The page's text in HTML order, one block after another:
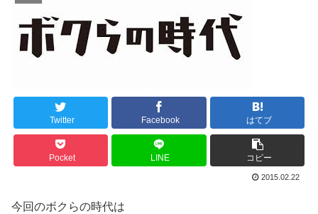
Twitter Facebook はてブ
Pocket LINE コピー
2015.02.22
今回のボクらの時代は